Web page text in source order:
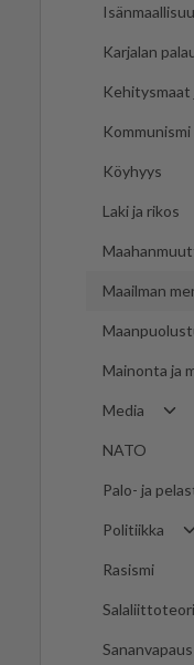
Karjalan
Kommunismi
Köyhyys
Laki ja rikos
Maailman
Mainonta ja
Media
NATO
Palo- ja
Politiikka
Rasismi
Sananvapaus